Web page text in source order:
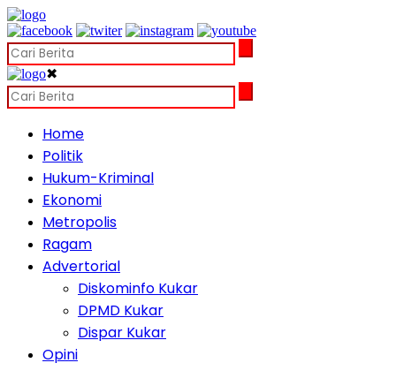
✖
Home
Politik
Hukum-Kriminal
Ekonomi
Metropolis
Ragam
Advertorial
Diskominfo Kukar
DPMD Kukar
Dispar Kukar
Opini